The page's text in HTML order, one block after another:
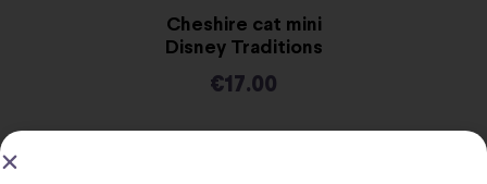
Cheshire cat mini
Disney Traditions
€17.00